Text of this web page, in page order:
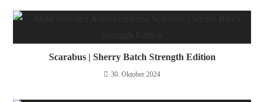
Scarabus | Sherry Batch Strength Edition
30. Oktober 2024